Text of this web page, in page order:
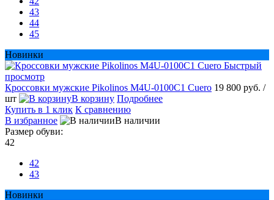
43
44
45
Новинки
Быстрый
просмотр
Кроссовки мужские Pikolinos M4U-0100C1 Cuero 19 800 руб. /
шт
В корзину Подробнее
Купить в 1 клик К сравнению
В избранное
В наличии
Размер обуви:
42
42
43
Новинки